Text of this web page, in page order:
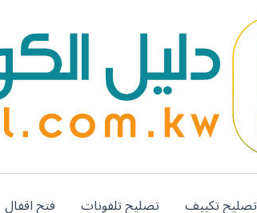
تصليح تكييف تصليح تلفونات فتح اقفال